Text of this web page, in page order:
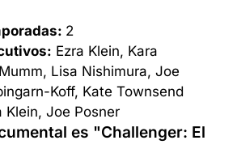
2
Ezra Klein, Kara
Lisa Nishimura, Joe
Koff, Kate Townsend
Klein, Joe Posner
es "Challenger: El